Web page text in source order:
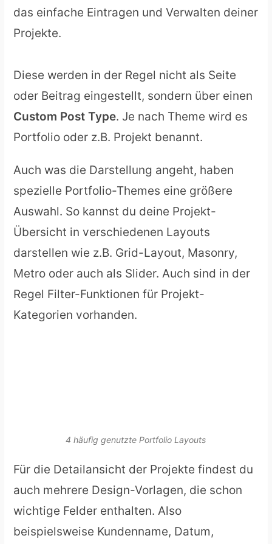
das einfache Eintragen und Verwalten deiner
Projekte.
Diese werden in der Regel nicht als Seite
oder Beitrag eingestellt, sondern über einen
Custom Post Type. Je nach Theme wird es
Portfolio oder z.B. Projekt benannt.
Auch was die Darstellung angeht, haben
spezielle Portfolio-Themes eine größere
Auswahl. So kannst du deine Projekt-
Übersicht in verschiedenen Layouts
darstellen wie z.B. Grid-Layout, Masonry,
Metro oder auch als Slider. Auch sind in der
Regel Filter-Funktionen für Projekt-
Kategorien vorhanden.
4 häufig genutzte Portfolio Layouts
Für die Detailansicht der Projekte findest du
auch mehrere Design-Vorlagen, die schon
wichtige Felder enthalten. Also
beispielsweise Kundenname, Datum,